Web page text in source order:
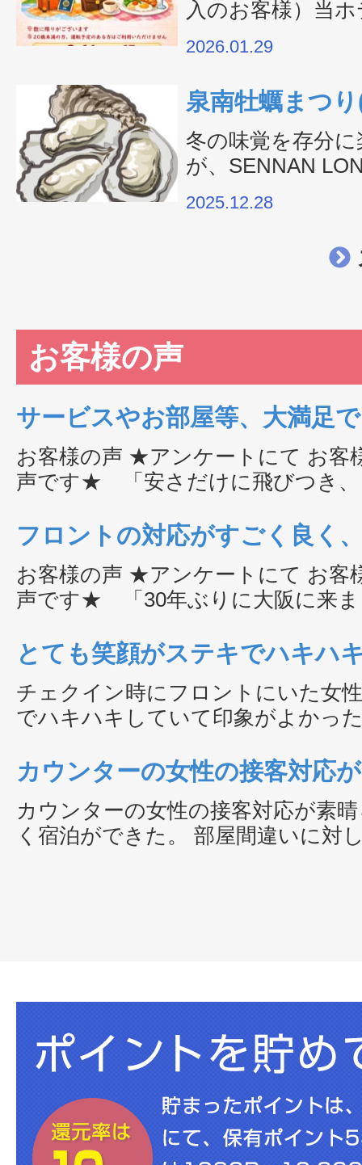
入のお客様）当
ランでご宿泊の
ご購入されたお
2026.01.29
泉南牡蠣まつ
り）
冬の味覚を存分
が、SENNAN
で開催されます
をはじめ、地元
2025.12.28
お客様の声
サービスやお部屋等、大満足
お客様の声 ★アンケートにて お客様からお寄せいただいた
声です★ 「安さだけに飛びつき、
フロントの対応がすごく良く
泊まりたいです。
お客様の声 ★アンケートにて お客様からお寄せいただいた
声です★ 「30年ぶりに大阪に来ま
とても笑顔がステキでハキハ
ったです。
チェクイン時にフロントにいた女
でハキハキしていて印象がよかったです。 コロ
カウンターの女性の接客対応
持ちよく宿泊ができた。
カウンターの女性の接客対応が素
く宿泊ができた。 部屋間違いに対しての対応が素晴らしか